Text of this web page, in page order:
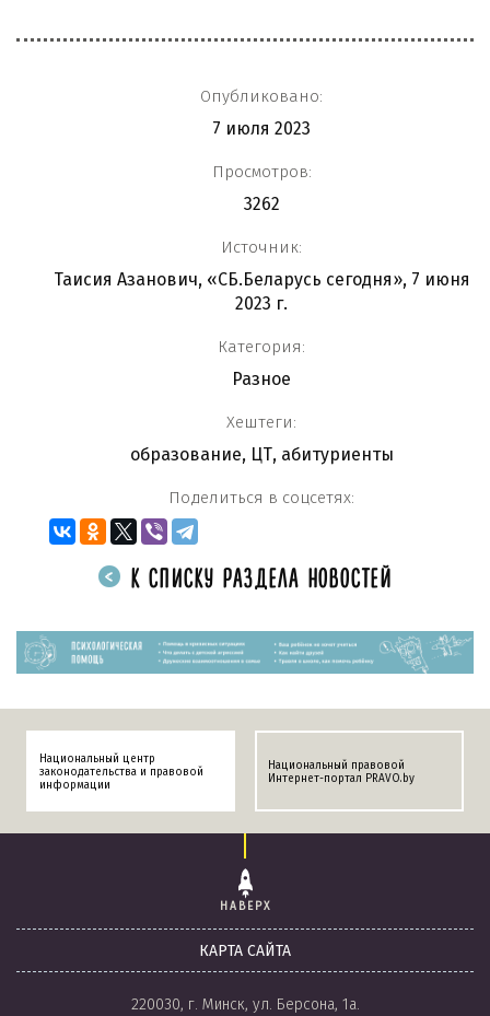
Опубликовано:
7 июля 2023
Просмотров:
3262
Источник:
Таисия Азанович, «СБ.Беларусь сегодня», 7 июня
2023 г.
Категория:
Разное
Хештеги:
образование, ЦТ, абитуриенты
Поделиться в соцсетях:
К СПИСКУ РАЗДЕЛА НОВОСТЕЙ
Национальный центр
законодательства и правовой
информации
Национальный правовой
Интернет-портал PRAVO.by
НАВЕРХ
КАРТА САЙТА
220030, г. Минск, ул. Берсона, 1а.